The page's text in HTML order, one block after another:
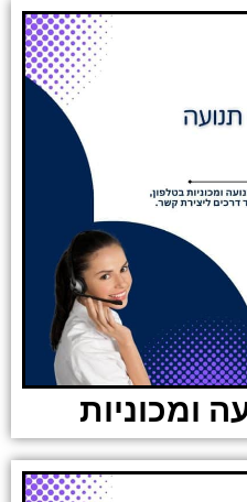
ומכוניות